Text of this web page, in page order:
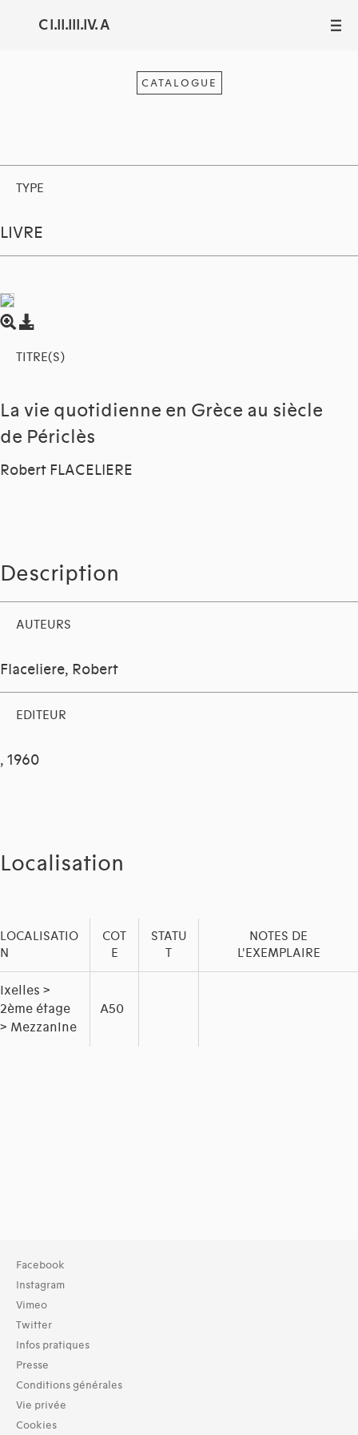
C I.II.III.IV. A III
CATALOGUE
TYPE
LIVRE
TITRE(S)
La vie quotidienne en Grèce au siècle
de Périclès
Robert FLACELIERE
Description
AUTEURS
Flaceliere, Robert
EDITEUR
, 1960
Localisation
LOCALISATIO
N
COT
E
STATU
T
NOTES DE
L'EXEMPLAIRE
Ixelles >
2ème étage
> Mezzanine
A50
Facebook
Instagram
Vimeo
Twitter
Infos pratiques
Presse
Conditions générales
Vie privée
Cookies